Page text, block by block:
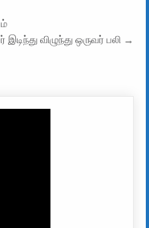
இடிந்து விழுந்து ஒருவர் பலி →